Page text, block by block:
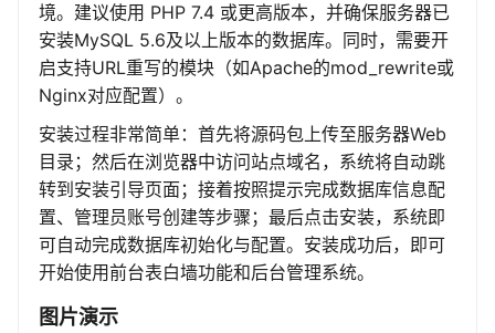
境。建议使用 PHP 7.4 或更高版本，并确保服务器已
安装MySQL 5.6及以上版本的数据库。同时，需要开
启支持URL重写的模块（如Apache的mod_rewrite或
Nginx对应配置）。
安装过程非常简单：首先将源码包上传至服务器Web
目录；然后在浏览器中访问站点域名，系统将自动跳
转到安装引导页面；接着按照提示完成数据库信息配
置、管理员账号创建等步骤；最后点击安装，系统即
可自动完成数据库初始化与配置。安装成功后，即可
开始使用前台表白墙功能和后台管理系统。
图片演示